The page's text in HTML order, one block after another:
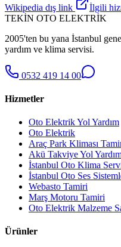
Wikipedia dış link
İlgili
TEKİN OTO ELEKTRİK
2005'ten bu yana İstanbul
yardım ve klima servisi.
0532 419 14 00
Hizmetler
Oto Elektrik Yol Yardım
Oto Elektrik
Araç Park Kliması
Akü Takviye Yol
İstanbul Oto Klima
İstanbul Oto Ses
Webasto Tamiri
Marş Motoru Tamiri
Oto Elektrik Malzeme
Ürünler